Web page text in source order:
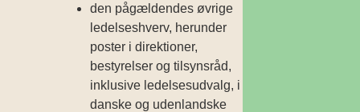
den pågældendes øvrige
ledelseshverv, herunder
poster i direktioner,
bestyrelser og tilsynsråd,
inklusive ledelsesudvalg, i
danske og udenlandske